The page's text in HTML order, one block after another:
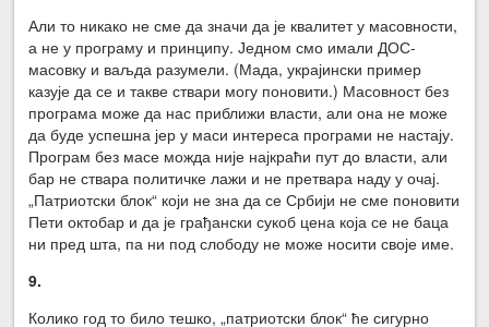
Али то никако не сме да значи да је квалитет у масовности,
а не у програму и принципу. Једном смо имали ДОС-
масовку и ваљда разумели. (Мада, украјински пример
казује да се и такве ствари могу поновити.) Масовност без
програма може да нас приближи власти, али она не може
да буде успешна јер у маси интереса програми не настају.
Програм без масе можда није најкраћи пут до власти, али
бар не ствара политичке лажи и не претвара наду у очај.
„Патриотски блок“ који не зна да се Србији не сме поновити
Пети октобар и да је грађански сукоб цена која се не баца
ни пред шта, па ни под слободу не може носити своје име.
9.
Колико год то било тешко, „патриотски блок“ ће сигурно